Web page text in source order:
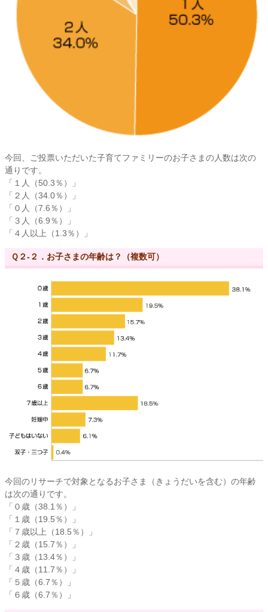
今回、ご投票いただいた子育てファミリーのお子さまの人数は次の
通りです。
「１人（50.3％）」
「２人（34.0％）」
「０人（7.6％）」
「３人（6.9％）」
「４人以上（1.3％）」
Ｑ２-２．お子さまの年齢は？（複数可）
今回のリサーチで対象となるお子さま（きょうだいを含む）の年齢
は次の通りです。
「０歳（38.1％）」
「１歳（19.5％）」
「７歳以上（18.5％）」
「２歳（15.7％）」
「３歳（13.4％）」
「４歳（11.7％）」
「５歳（6.7％）」
「６歳（6.7％）」